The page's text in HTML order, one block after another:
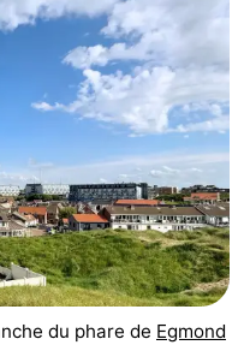
du phare de Egmond